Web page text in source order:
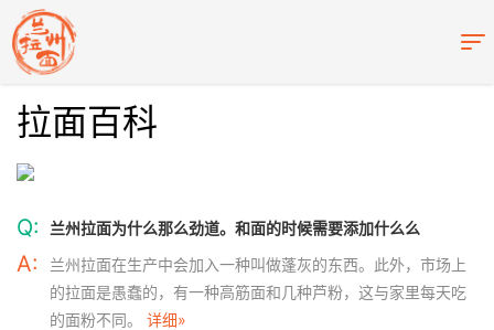
拉面百科
Q: 兰州拉面为什么那么劲道。和面的时候需要添加什么么
A:
兰州拉面在生产中会加入一种叫做蓬灰的东西。此外，市场上
的拉面是愚蠢的，有一种高筋面和几种芦粉，这与家里每天吃
的面粉不同。 详细»